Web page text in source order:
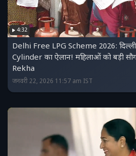
4:32
Delhi Free LPG Scheme 2026:
Cylinder का ऐलान! महिलाओं को बड़ी
Rekha
जनवरी 22, 2026 11:57 am IST